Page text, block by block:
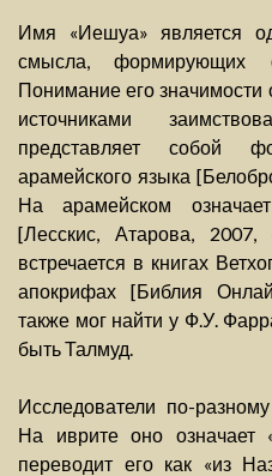
Имя «Иешуа» является
смысла, формирующих
Понимание его значимости
источниками
представляет собой
арамейского языка
На арамейском
[Лесскис, Атарова,
встречается в книгах
апокрифах [Библия
также мог найти у Ф.У.
быть Талмуд.
Исследователи по-
На иврите оно означает
переводит его как «из